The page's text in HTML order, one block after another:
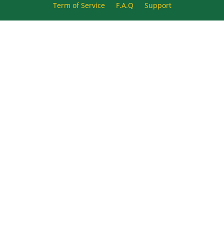
Term of Service F.A.Q Support